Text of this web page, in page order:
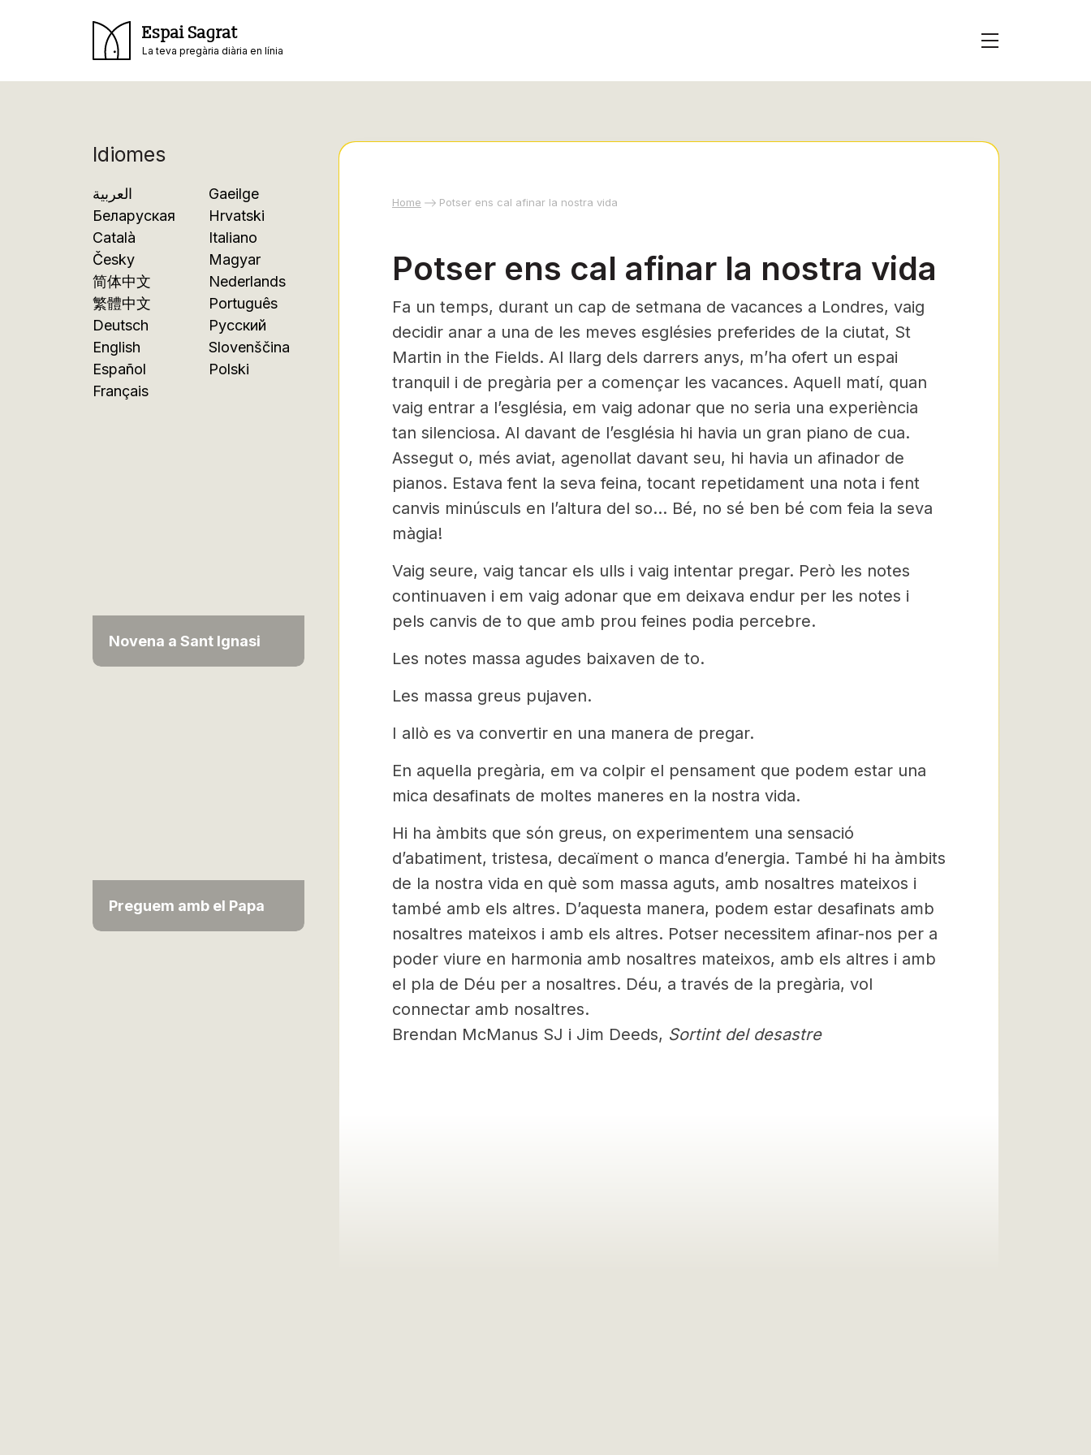
Espai Sagrat
La teva pregària diària en línia
Idiomes
العربية
Беларуская
Català
Česky
简体中文
繁體中文
Deutsch
English
Español
Français
Gaeilge
Hrvatski
Italiano
Magyar
Nederlands
Português
Русский
Slovenščina
Polski
Novena a Sant Ignasi
Preguem amb el Papa
Home Potser ens cal afinar la nostra vida
Potser ens cal afinar la nostra vida
Fa un temps, durant un cap de setmana de vacances a Londres, vaig
decidir anar a una de les meves esglésies preferides de la ciutat, St
Martin in the Fields. Al llarg dels darrers anys, m’ha ofert un espai
tranquil i de pregària per a començar les vacances. Aquell matí, quan
vaig entrar a l’església, em vaig adonar que no seria una experiència
tan silenciosa. Al davant de l’església hi havia un gran piano de cua.
Assegut o, més aviat, agenollat davant seu, hi havia un afinador de
pianos. Estava fent la seva feina, tocant repetidament una nota i fent
canvis minúsculs en l’altura del so… Bé, no sé ben bé com feia la seva
màgia!
Vaig seure, vaig tancar els ulls i vaig intentar pregar. Però les notes
continuaven i em vaig adonar que em deixava endur per les notes i
pels canvis de to que amb prou feines podia percebre.
Les notes massa agudes baixaven de to.
Les massa greus pujaven.
I allò es va convertir en una manera de pregar.
En aquella pregària, em va colpir el pensament que podem estar una
mica desafinats de moltes maneres en la nostra vida.
Hi ha àmbits que són greus, on experimentem una sensació
d’abatiment, tristesa, decaïment o manca d’energia. També hi ha àmbits
de la nostra vida en què som massa aguts, amb nosaltres mateixos i
també amb els altres. D’aquesta manera, podem estar desafinats amb
nosaltres mateixos i amb els altres. Potser necessitem afinar-nos per a
poder viure en harmonia amb nosaltres mateixos, amb els altres i amb
el pla de Déu per a nosaltres. Déu, a través de la pregària, vol
connectar amb nosaltres.
Brendan McManus SJ i Jim Deeds, Sortint del desastre